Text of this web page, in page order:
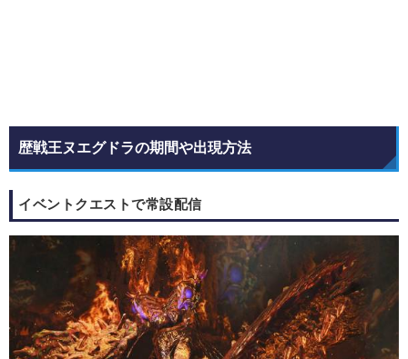
歴戦王ヌエグドラの期間や出現方法
イベントクエストで常設配信